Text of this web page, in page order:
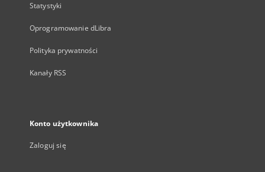
Statystyki
Oprogramowanie dLibra
Polityka prywatności
Kanały RSS
Konto użytkownika
Zaloguj się